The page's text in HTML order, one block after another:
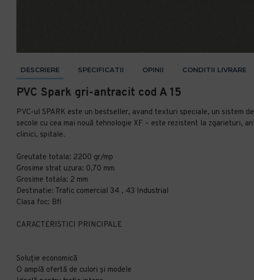
DESCRIERE SPECIFICATII OPINII CONDITII LIVRARE
PVC Spark gri-antracit cod A 15
PVC-ul SPARK este un bestseller, avand texturi speciale, un sistem
secole cu cea mai nouă tehnologie XF – este rezistent la zgarieturi,
clinici, spitale.
Greutate totala: 2200 gr/mp
Grosime strat uzura: 0,70 mm
Grosime totala: 2 mm
Destinatie: Trafic comercial 34 , 43 Industrial
Clasa foc: Bfl
CARACTERISTICI PRINCIPALE
Soluție economică
O amplă ofertă de culori și modele